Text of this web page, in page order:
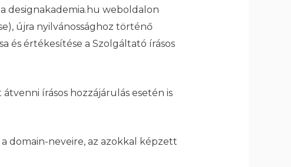
designakademia.hu weboldalon
újra nyilvánossághoz történő
és értékesítése a Szolgáltató írásos
írásos hozzájárulás esetén is
domain-neveire, az azokkal képzett